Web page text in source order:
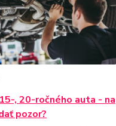
, 20-ročného auta - na
pozor?